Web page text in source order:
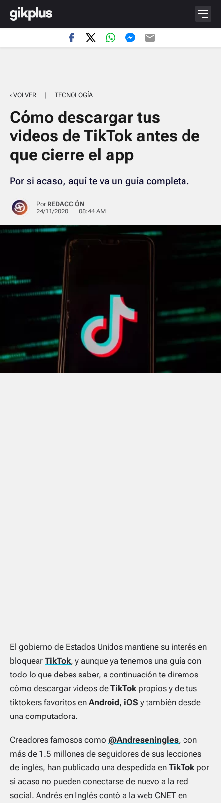
‹ VOLVER | TECNOLOGÍA
Cómo descargar tus
videos de TikTok antes de
que cierre el app
Por si acaso, aquí te va un guía completa.
Por REDACCIÓN
24/11/2020 · 08:44 AM
El gobierno de Estados Unidos mantiene su interés en
bloquear TikTok, y aunque ya tenemos una guía con
todo lo que debes saber, a continuación te diremos
cómo descargar videos de TikTok propios y de tus
tiktokers favoritos en Android, iOS y también desde
una computadora.
Creadores famosos como @Andreseningles, con
más de 1.5 millones de seguidores de sus lecciones
de inglés, han publicado una despedida en TikTok por
si acaso no pueden conectarse de nuevo a la red
social. Andrés en Inglés contó a la web CNET en